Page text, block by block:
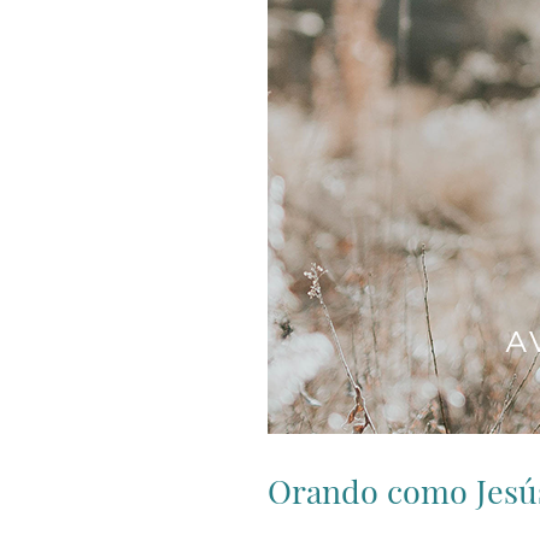
Orando como